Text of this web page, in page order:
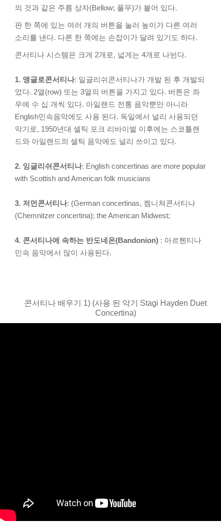
의 것과 같은 주름 상자(Bellow; 풀무)가 붙어 있다.
판 한 쪽에 있는 여러 개의 버튼을 눌러 높이가 다른 여러
소리를 낸다. 다른 한 쪽에는 손잡이가 달려 있기도 하다.
콘서티나 시스템은 크게 2개로, 넓게는 4개로 나뉜다.
1. 앵글로콘서티나: 일글리쉬콘서티나가 개발 된 후 개발되
었다. 2열(row) 또는 3열의 버튼을 가지고 있다. 버튼은 좌
우에 수 십 개씩 있다. 아일랜드 전통 음악뿐만 아니라
English민속음악에도 사용 된다. 독일에서 널리 사용되던
악기로, 1950년대 셀틱 포크 리바이벌 이후에는 스코틀랜
드와 아일랜드의 셀틱 음악에도 널리 쓰이고 있다.
2. 잉글리쉬콘서티나: English concertinas are more popular
with Scottish and American folk musicians
3. 저먼콘서티나: (German concertinas, 켐니쳐콘서티나
(Chemnitzer concertina); the American Midwest;
4. 콘서티나에 속하는 반도네온(Bandonion) : 아르헨티나
민속 음악에서 많이 사용된다.
콘서티나 배우기 1) (사용 된 악기 Stagi Hayden Duet
Concertina)